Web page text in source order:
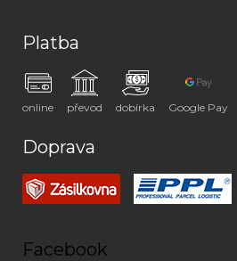
Platba
online převod dobírka Google Pay
Doprava
Facebook